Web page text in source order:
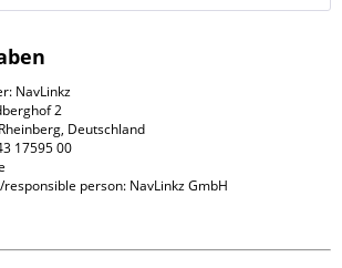
NavLinkz
2
Deutschland
17595 00
person: NavLinkz GmbH